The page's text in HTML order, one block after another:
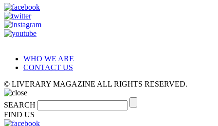
WHO WE ARE
CONTACT US
© LIVERARY MAGAZINE ALL RIGHTS RESERVED.
SEARCH
FIND US